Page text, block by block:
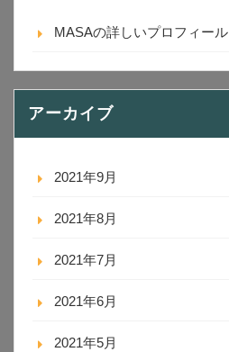
MASAの詳しいプロフィール
アーカイブ
2021年9月
2021年8月
2021年7月
2021年6月
2021年5月